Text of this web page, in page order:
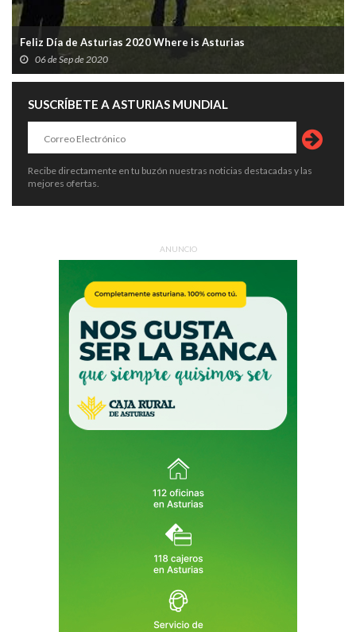
Feliz Día de Asturias 2020 Where is Asturias
06 de Sep de 2020
SUSCRÍBETE A ASTURIAS MUNDIAL
Recibe directamente en tu buzón nuestras noticias destacadas y las
mejores ofertas.
ANUNCIO